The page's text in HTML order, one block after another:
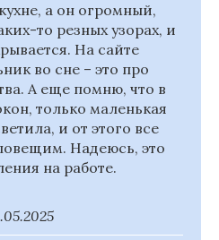
а он огромный,
то резных узорах, и
На сайте
во сне – это про
А еще помню, что в
только маленькая
и от этого все
Надеюсь, это
на работе.